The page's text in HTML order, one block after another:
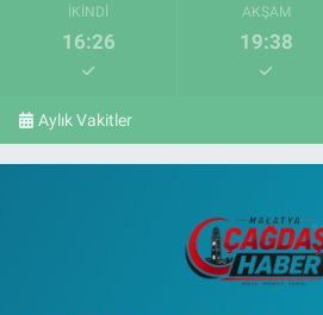
İKINDI
16:26
AKŞAM
19:38
Aylık Vakitler